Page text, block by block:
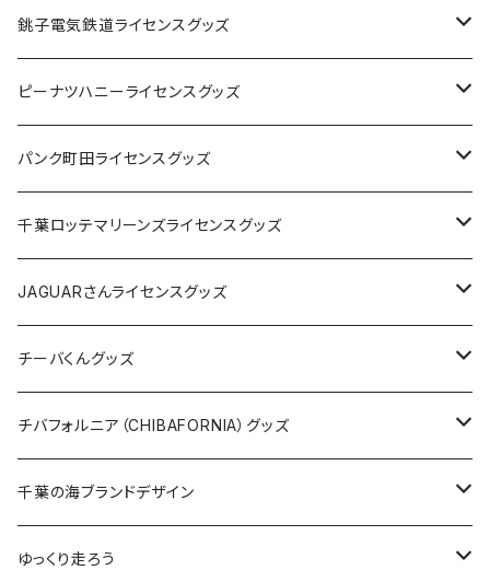
Tシャツ
キャップ
ステッカー
缶バッジ
ホテルキーホルダー
銚子電気鉄道ライセンスグッズ
ステッカー
缶バッジ
アクリルキーホルダー
ホテルキーホルダー
クリアファイル
Tシャツ
キャップ
トートバッグ
ピーナツハニーライセンスグッズ
Tシャツ
キャップ
バッグ
ステッカー
缶バッジ
キーホルダー
クリアファイル
パンク町田ライセンスグッズ
Tシャツ
キャップ
バッグ
ステッカー
缶バッジ
キーホルダー
千葉ロッテマリーンズライセンスグッズ
ステッカー
ステッカー
ステッカー大
缶バッジ
缶バッジ32mm
缶バッジ54mm
エコバッグ
JAGUARさんコラボグッズ
Tシャツ
サコッシュ
JAGUARさんライセンスグッズ
Tシャツ
ステッカー
缶バッジ
クリアファイル
チーバくんグッズ
Tシャツ
キャップ
エコバッグ
チバフォルニア（CHIBAFORNIA）グッズ
Tシャツ
キャップ
千葉の海ブランドデザイン
Tシャツ
ゆっくり走ろう